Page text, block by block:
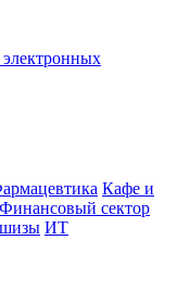
Кафе и
Финансовый сектор
ИТ